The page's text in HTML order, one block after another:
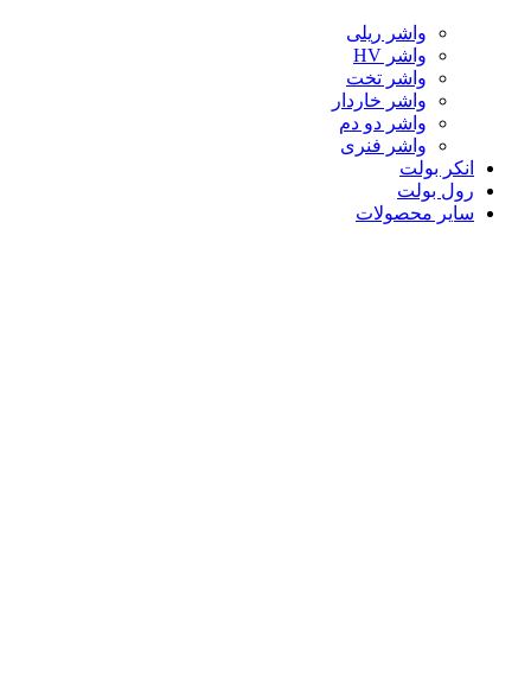
واشر ریلی
واشر HV
واشر تخت
واشر خاردار
واشر دو دم
واشر فنری
انکر بولت
رول بولت
سایر محصولات